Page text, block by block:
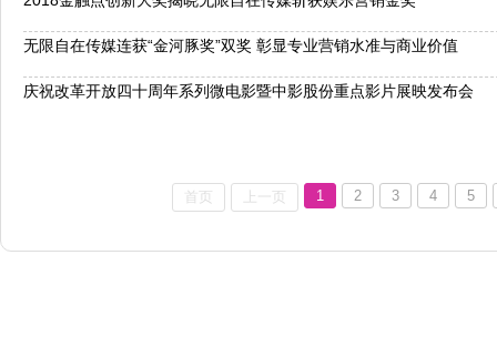
无限自在传媒连获“金河豚奖”双奖 彰显专业营销水准与商业价值
庆祝改革开放四十周年系列微电影暨中影股份重点影片展映发布会
首页 上一页 1 2 3 4 5